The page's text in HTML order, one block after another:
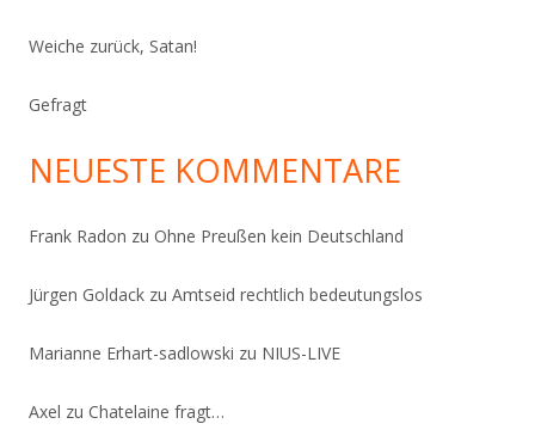
Weiche zurück, Satan!
Gefragt
NEUESTE KOMMENTARE
Frank Radon zu Ohne Preußen kein Deutschland
Jürgen Goldack zu Amtseid rechtlich bedeutungslos
Marianne Erhart-sadlowski zu NIUS-LIVE
Axel zu Chatelaine fragt…